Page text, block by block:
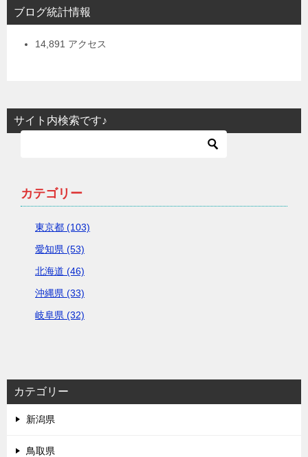
ブログ統計情報
14,891 アクセス
サイト内検索です♪
カテゴリー
東京都 (103)
愛知県 (53)
北海道 (46)
沖縄県 (33)
岐阜県 (32)
カテゴリー
新潟県
鳥取県